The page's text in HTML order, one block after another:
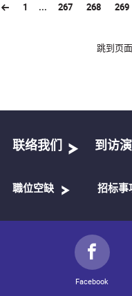
1 ... 267 268 269
跳到页面
联络我们 到访
職位空缺 招标事
Facebook